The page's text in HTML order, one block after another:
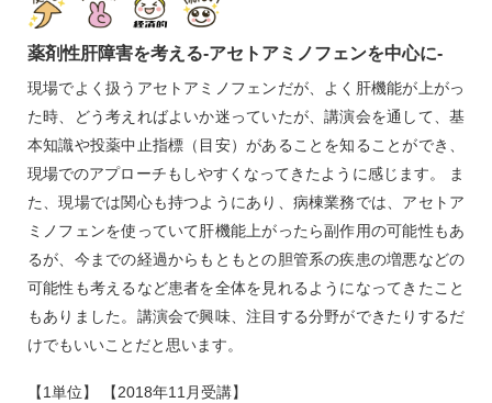
薬剤性肝障害を考える‐アセトアミノフェンを中心に‐
現場でよく扱うアセトアミノフェンだが、よく肝機能が上がっ
た時、どう考えればよいか迷っていたが、講演会を通して、基
本知識や投薬中止指標（目安）があることを知ることができ、
現場でのアプローチもしやすくなってきたように感じます。 ま
た、現場では関心も持つようにあり、病棟業務では、アセトア
ミノフェンを使っていて肝機能上がったら副作用の可能性もあ
るが、今までの経過からもともとの胆管系の疾患の増悪などの
可能性も考えるなど患者を全体を見れるようになってきたこと
もありました。講演会で興味、注目する分野ができたりするだ
けでもいいことだと思います。
【1単位】 【2018年11月受講】